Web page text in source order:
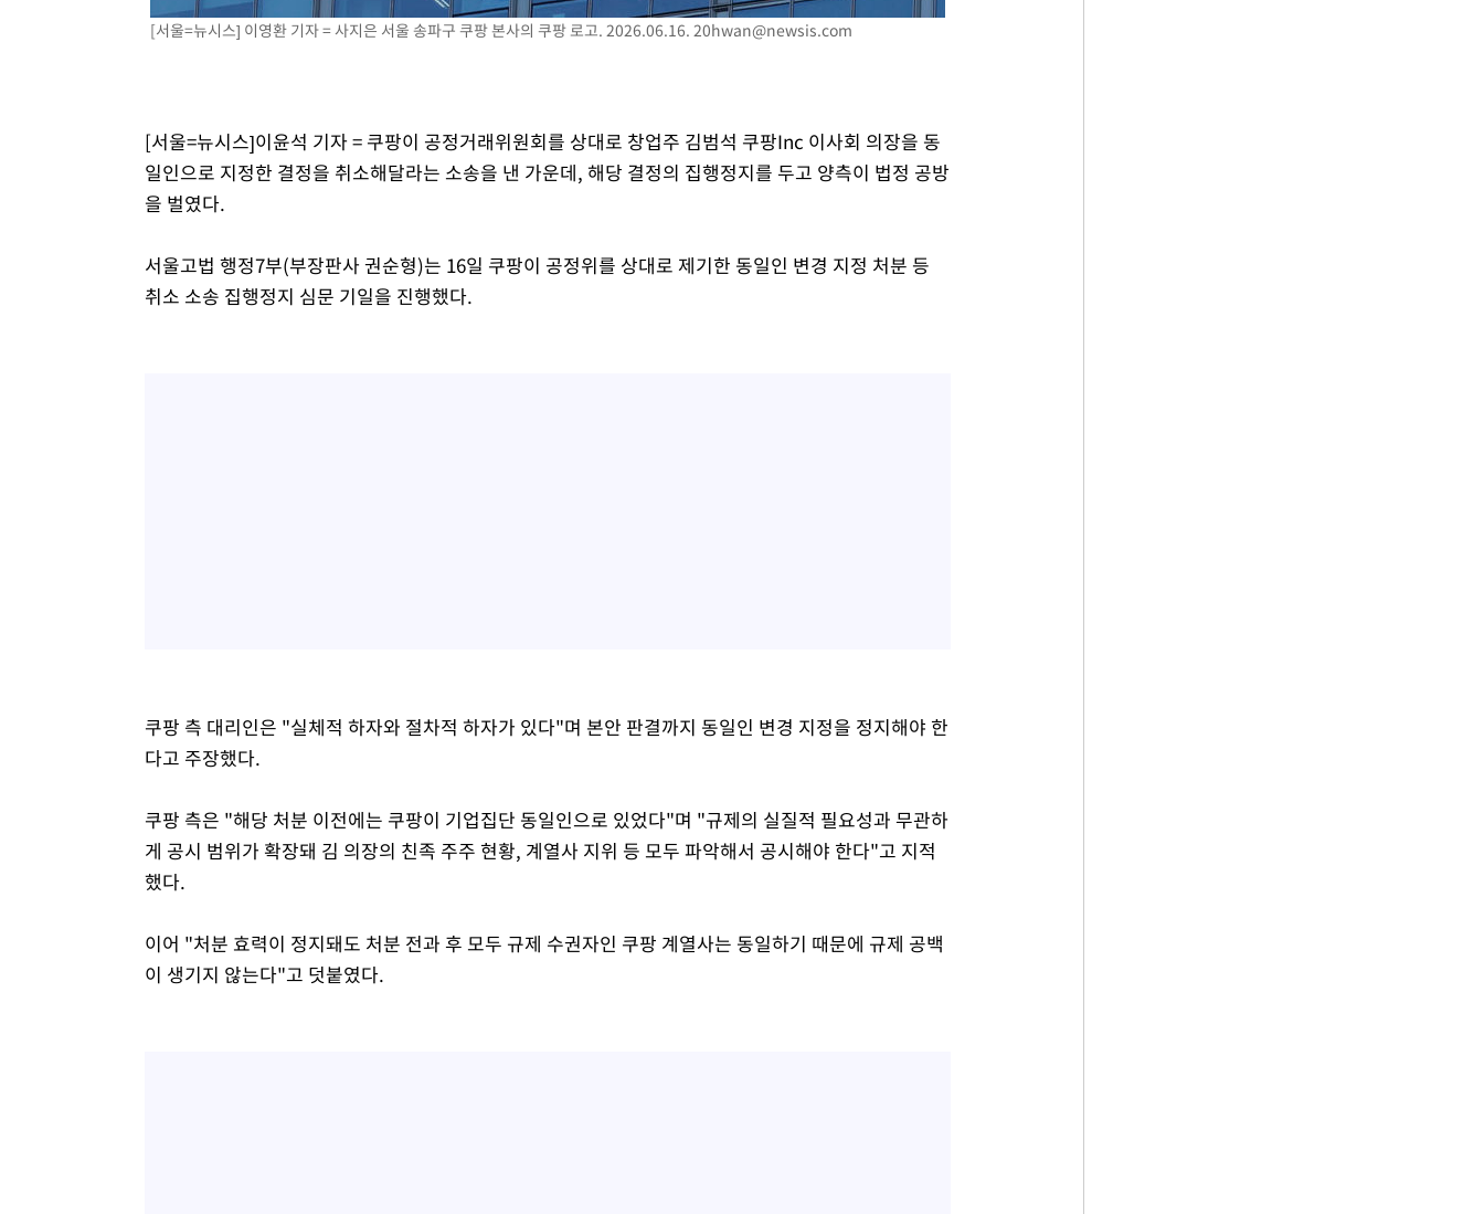
[서울=뉴시스] 이영환 기자 = 사지은 서울 송파구 쿠팡 본사의 쿠팡 로고. 2026.06.16. 20hwan@newsis.com
[서울=뉴시스]이윤석 기자 = 쿠팡이 공정거래위원회를 상대로 창업주 김범석 쿠팡Inc 이사회 의장을 동
일인으로 지정한 결정을 취소해달라는 소송을 낸 가운데, 해당 결정의 집행정지를 두고 양측이 법정 공방
을 벌였다.
서울고법 행정7부(부장판사 권순형)는 16일 쿠팡이 공정위를 상대로 제기한 동일인 변경 지정 처분 등
취소 소송 집행정지 심문 기일을 진행했다.
쿠팡 측 대리인은 "실체적 하자와 절차적 하자가 있다"며 본안 판결까지 동일인 변경 지정을 정지해야 한
다고 주장했다.
쿠팡 측은 "해당 처분 이전에는 쿠팡이 기업집단 동일인으로 있었다"며 "규제의 실질적 필요성과 무관하
게 공시 범위가 확장돼 김 의장의 친족 주주 현황, 계열사 지위 등 모두 파악해서 공시해야 한다"고 지적
했다.
이어 "처분 효력이 정지돼도 처분 전과 후 모두 규제 수권자인 쿠팡 계열사는 동일하기 때문에 규제 공백
이 생기지 않는다"고 덧붙였다.